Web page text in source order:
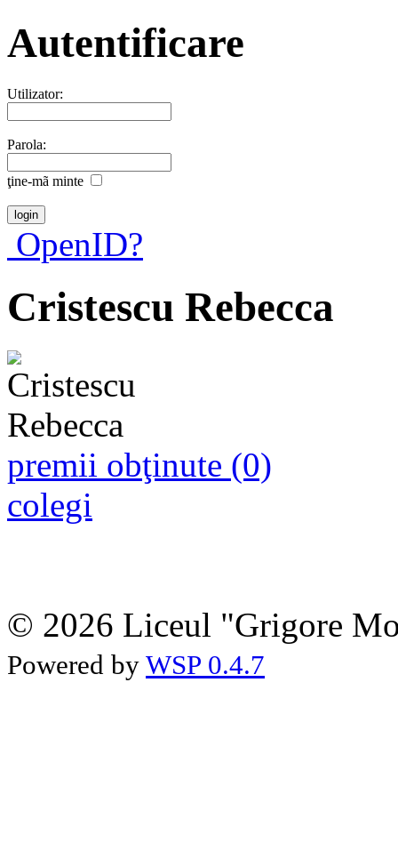
Autentificare
Utilizator:
Parola:
ţine-mã minte
OpenID?
Cristescu Rebecca
premii obţinute (0)
colegi
© 2026 Liceul "Grigore
Powered by WSP 0.4.7